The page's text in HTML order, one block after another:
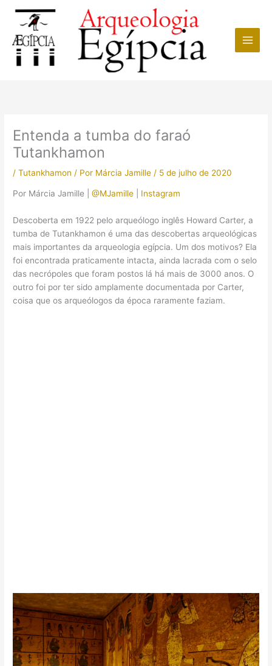
conteúdo
Entenda a tumba do faraó
Tutankhamon
/Tutankhamon / Por Márcia Jamille / 5 de julho de 2020
Por Márcia Jamille |@MJamille Instagram
Descoberta em 1922 pelo arqueólogo inglês Howard Carter, a
tumba de Tutankhamon é uma das descobertas arqueológicas
mais importantes da arqueologia egípcia. Um dos motivos? Ela
foi encontrada praticamente intacta, ainda lacrada com o selo
das necrópoles que foram postos lá há mais de 3000 anos. O
outro foi por ter sido amplamente documentada por Carter,
coisa que os arqueólogos da época raramente faziam.